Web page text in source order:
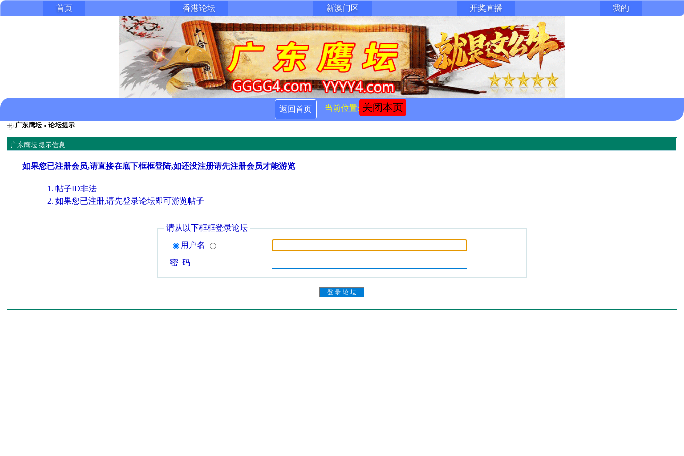
首页 香港论坛 新澳门区 开奖直播 我的
返回首页 当前位置: 关闭本页
广东鹰坛» 论坛提示
广东鹰坛 提示信息
如果您已注册会员,请直接在底下框框登陆,如还没注册请先注册会员才能游览
帖子ID非法
如果您已注册,请先登录论坛即可游览帖子
请从以下框框登录论坛
用户名
密 码